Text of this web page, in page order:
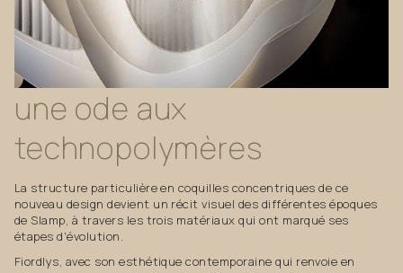
une ode aux
technopolymères
La structure particulière en coquilles concentriques de ce
nouveau design devient un récit visuel des différentes époques
de Slamp, à travers les trois matériaux qui ont marqué ses
étapes d'évolution.
Fiordlys, avec son esthétique contemporaine qui renvoie en